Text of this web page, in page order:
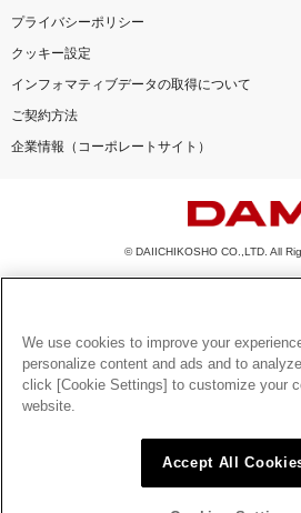
プライバシーポリシー
クッキー設定
インフォマティブデータの取得について
ご契約方法
企業情報（コーポレートサイト）
© DAIICHIKOSHO CO.,LTD. All
このサイトに掲載されている一切の文章・画像・写
を問わず、著作権法の定める範囲を超えて無断で複
とを禁じます。
楽曲及びコンテンツは、機種によりご利用いただけ
楽曲及びコンテンツの配信日、配信内容が変更にな
楽曲によりMYリスト保存ができない場合があります
6602250213Y31015
6602250241Y45122
We use cookies to improve your
personalize content and ads and to
click [Cookie Settings] to customize your
website.
Accept All